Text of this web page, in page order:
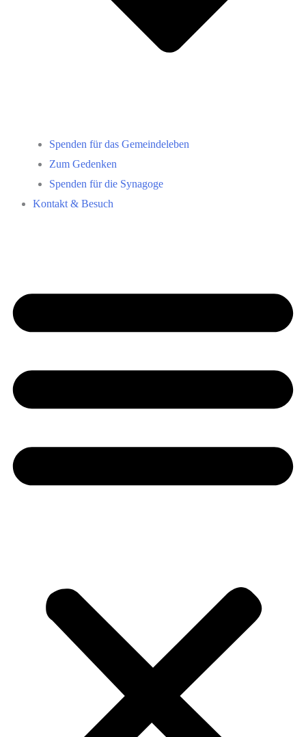
Spenden für das Gemeindeleben
Zum Gedenken
Spenden für die Synagoge
Kontakt & Besuch